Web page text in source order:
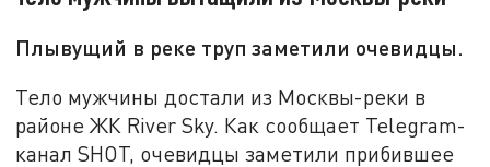
Плывущий в реке труп заметили очевидцы.
Тело мужчины достали из Москвы-реки в
районе ЖК River Sky. Как сообщает Telegram-
канал SHOT, очевидцы заметили прибившее